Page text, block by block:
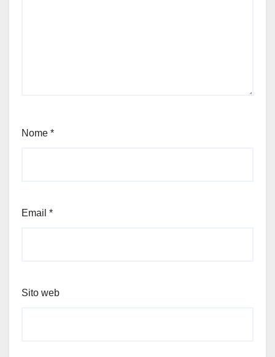
Nome *
Email *
Sito web